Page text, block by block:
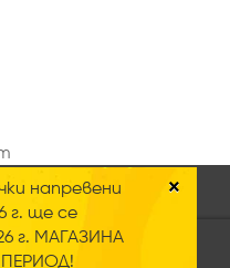
×
напревени
г. ще се
г. МАГАЗИНА
така
повече за
.